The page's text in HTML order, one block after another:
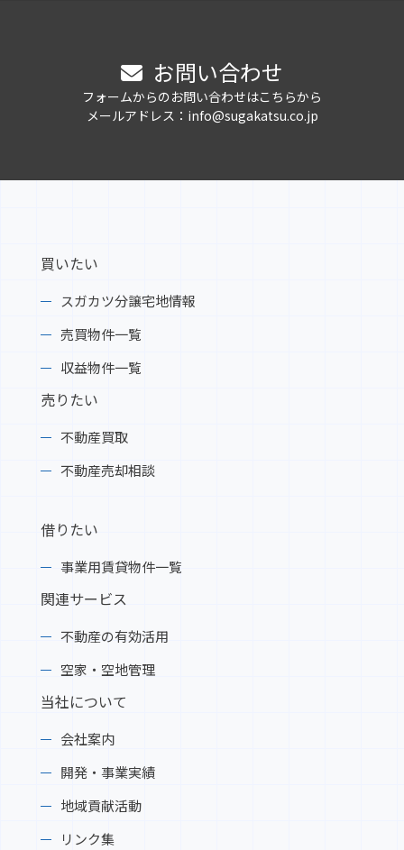
お問い合わせ
フォームからのお問い合わせはこちらから
メールアドレス：info@sugakatsu.co.jp
買いたい
スガカツ分譲宅地情報
売買物件一覧
収益物件一覧
売りたい
不動産買取
不動産売却相談
借りたい
事業用賃貸物件一覧
関連サービス
不動産の有効活用
空家・空地管理
当社について
会社案内
開発・事業実績
地域貢献活動
リンク集